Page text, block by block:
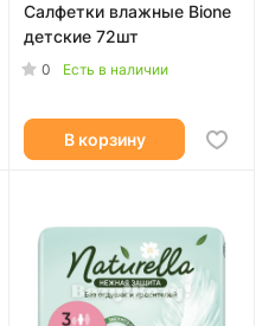
Салфетки влажные Bione
детские 72шт
0 Есть в наличии
В корзину